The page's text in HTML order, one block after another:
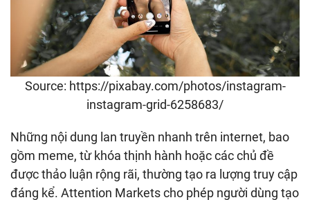
Source: https://pixabay.com/photos/instagram-
instagram-grid-6258683/
Những nội dung lan truyền nhanh trên internet, bao
gồm meme, từ khóa thịnh hành hoặc các chủ đề
được thảo luận rộng rãi, thường tạo ra lượng truy cập
đáng kể. Attention Markets cho phép người dùng tạo